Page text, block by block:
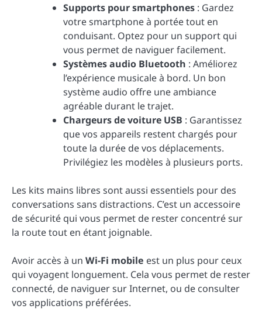
Supports pour smartphones : Gardez
votre smartphone à portée tout en
conduisant. Optez pour un support qui
vous permet de naviguer facilement.
Systèmes audio Bluetooth : Améliorez
l’expérience musicale à bord. Un bon
système audio offre une ambiance
agréable durant le trajet.
Chargeurs de voiture USB : Garantissez
que vos appareils restent chargés pour
toute la durée de vos déplacements.
Privilégiez les modèles à plusieurs ports.
Les kits mains libres sont aussi essentiels pour des
conversations sans distractions. C’est un accessoire
de sécurité qui vous permet de rester concentré sur
la route tout en étant joignable.
Avoir accès à un Wi-Fi mobile est un plus pour ceux
qui voyagent longuement. Cela vous permet de rester
connecté, de naviguer sur Internet, ou de consulter
vos applications préférées.